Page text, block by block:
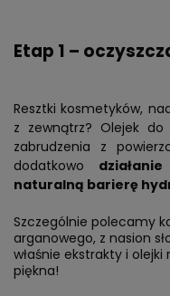
Etap 1 –
Resztki kosmetyków,
z zewnątrz? Olejek
zabrudzenia z
dodatkowo
naturalną barierę
Szczególnie polecamy
arganowego, z nasion
właśnie ekstrakty i
piękna!